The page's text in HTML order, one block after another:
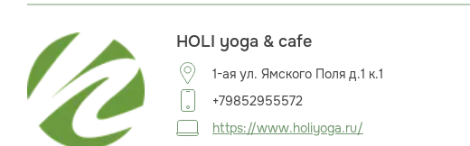
HOLI yoga & cafe
1-ая ул. Ямского Поля д.1 к.1
+79852955572
https://www.holiyoga.ru/